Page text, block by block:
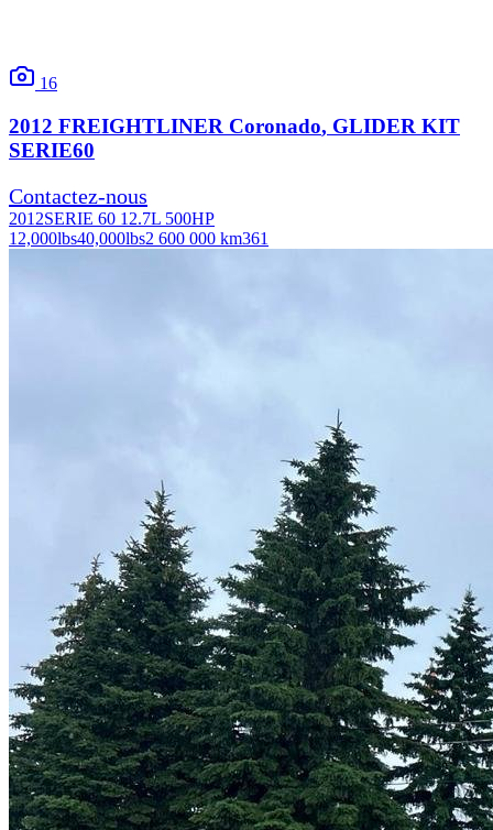
16
2012 FREIGHTLINER Coronado, GLIDER KIT
SERIE60
Contactez-nous
2012SERIE 60 12.7L 500HP
12,000lbs40,000lbs2 600 000 km361